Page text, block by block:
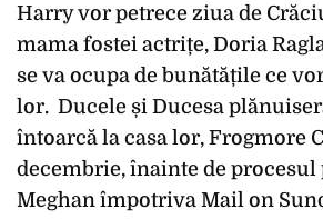
Harry vor petrece ziua de
mama fostei actrițe, Doria
se va ocupa de bunătățile ce
lor. Ducele și Ducesa
întoarcă la casa lor, Frogmore
decembrie, înainte de procesul
Meghan împotriva Mail on